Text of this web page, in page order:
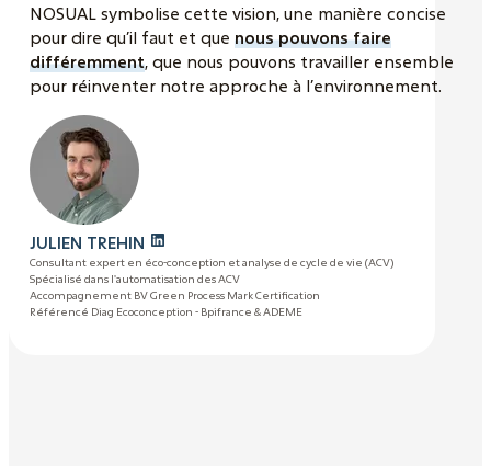
NOSUAL symbolise cette vision, une manière concise
pour dire qu’il faut et quenous pouvons faire
différemment, que nous pouvons travailler ensemble
pour réinventer notre approche à l’environnement.
JULIEN TREHIN
Consultant expert en éco-conception et analyse de cycle de vie (ACV)
Spécialisé dans l'automatisation des ACV
Accompagnement BV Green Process Mark Certification
Référencé Diag Ecoconception - Bpifrance & ADEME